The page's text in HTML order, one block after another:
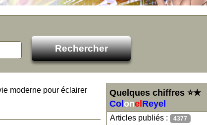
Quelques chiffres ⭐★
Col onel Reyel
Articles publiés : 4377
moderne pour éclairer